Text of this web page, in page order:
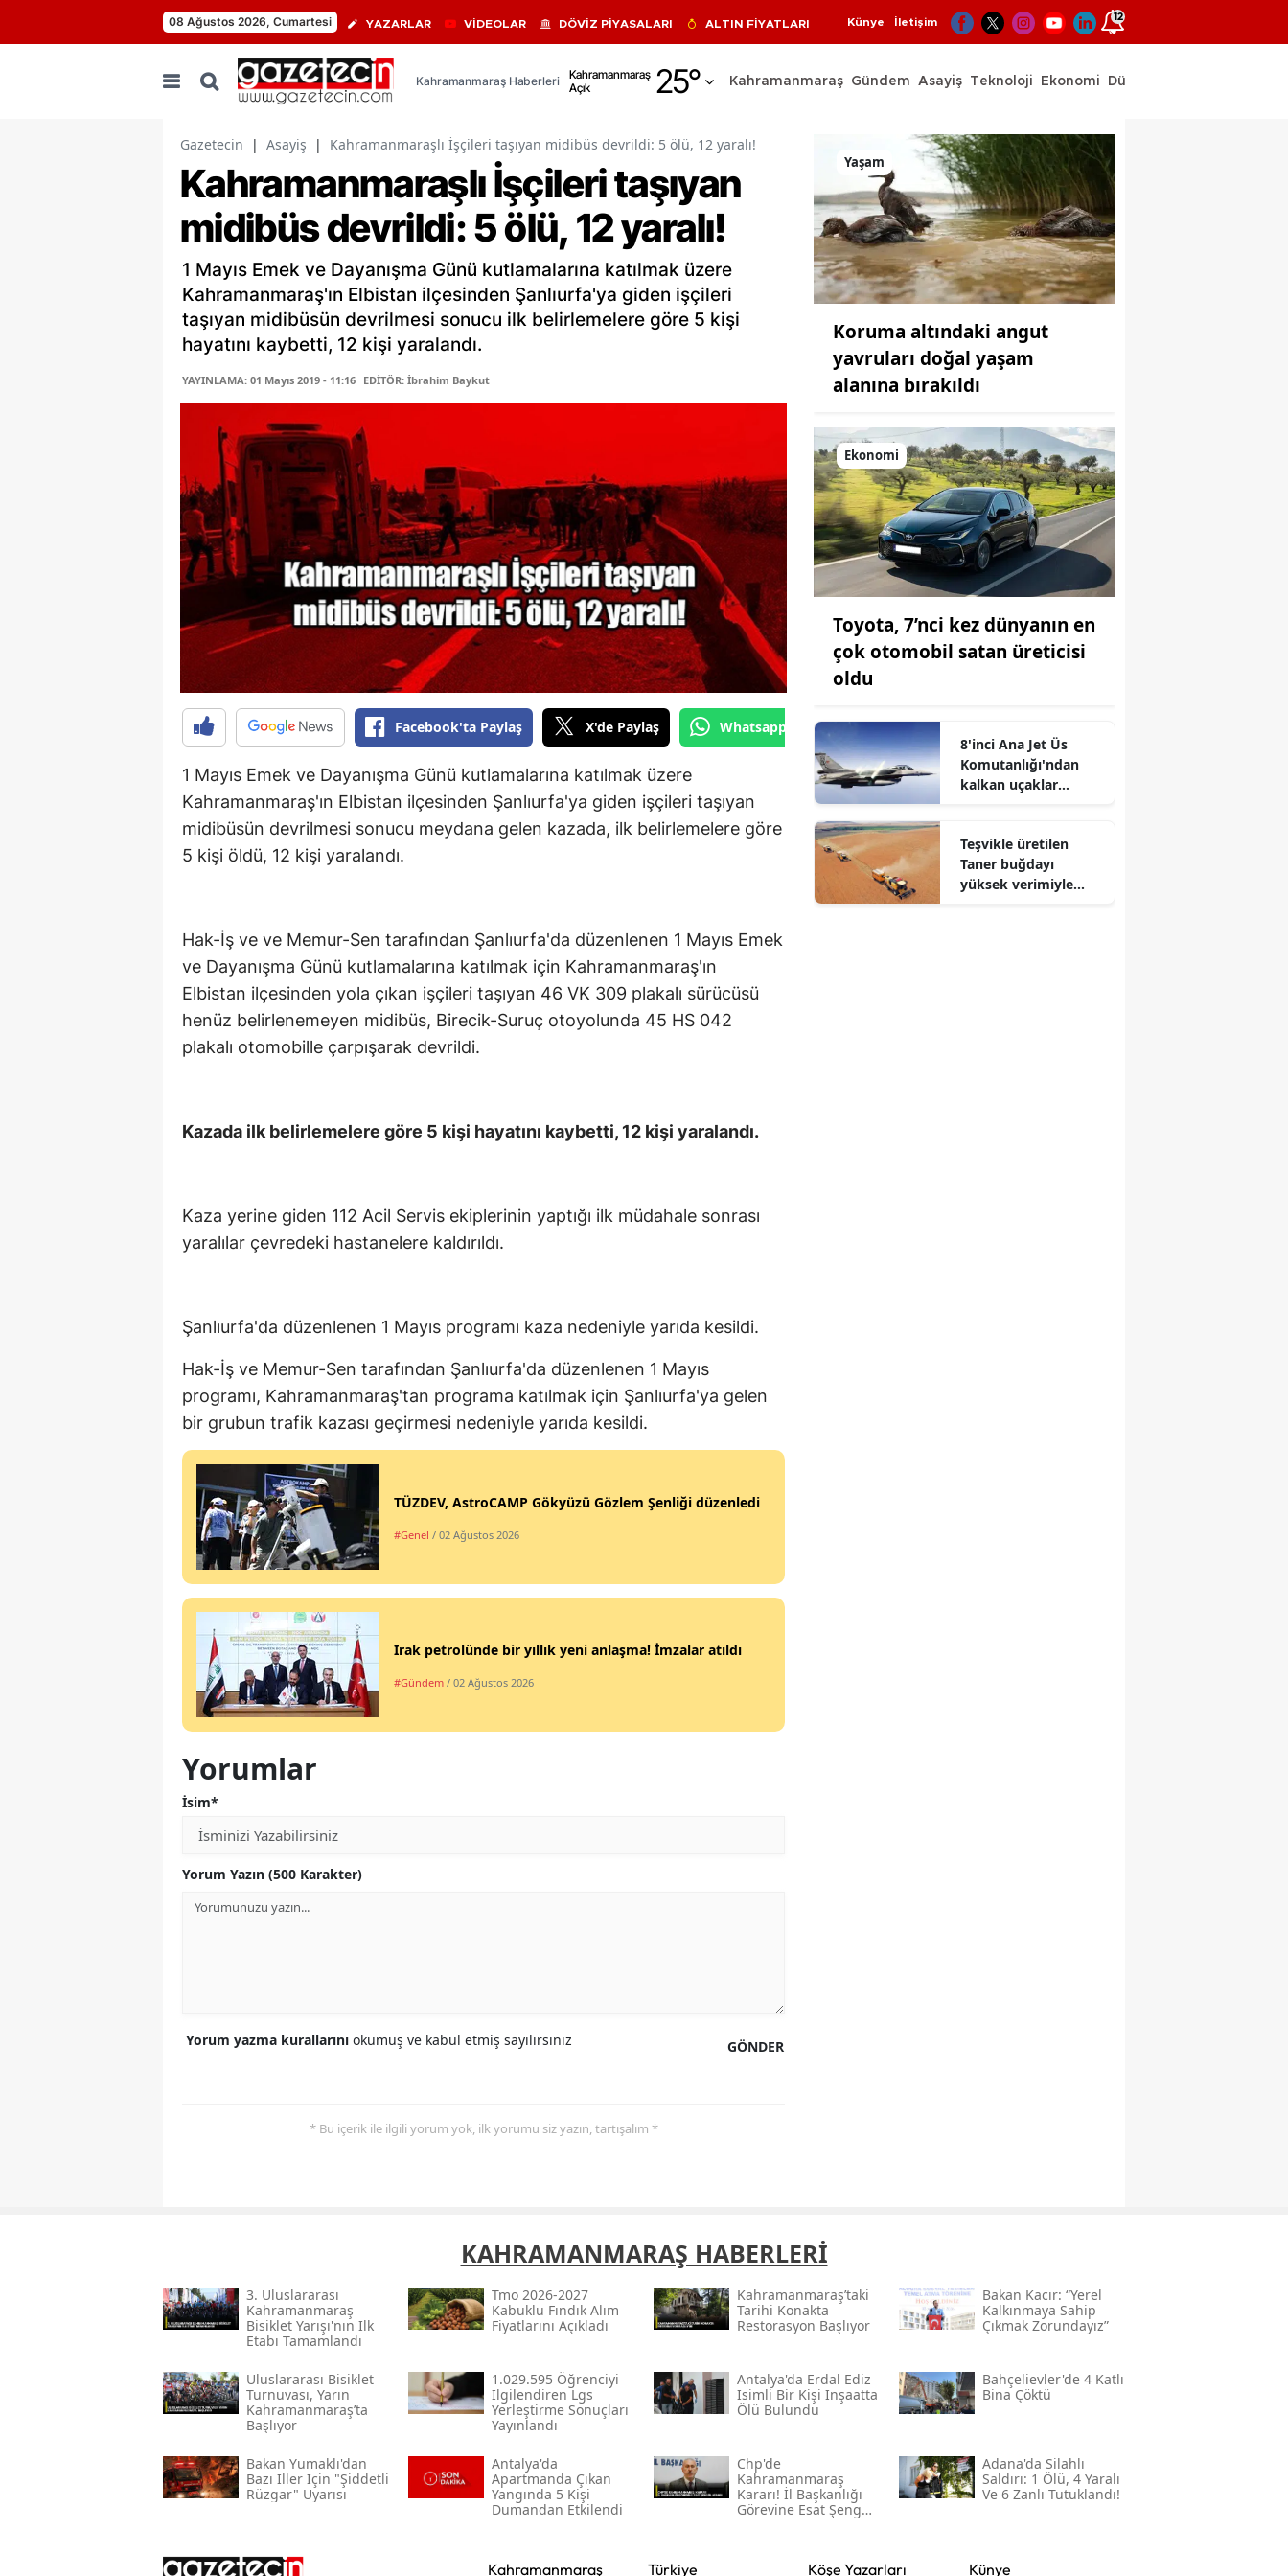
08 Ağustos 2026, Cumartesi YAZARLAR VİDEOLAR DÖVİZ PİYASALARI ALTIN FİYATLARI Künye İletişim 12
Kahramanmaraş Haberleri
Kahramanmaraş
Açık
25°
Adıyaman
Afyonkarahisar
Ağrı
Amasya
Ankara
Antalya
Artvin
Bingöl
Bitlis
Bolu
Burdur
Bursa
Çanakkale
Çankırı
Çorum
Denizli
Diyarbakır
Erzincan
Erzurum
İzmir
Kars
Kayseri
Kırşehir
Sakarya
Sinop
Sivas
Tekirdağ
Tokat
Trabzon
Şanlıurfa
Van
Kahramanmaraş Gündem Asayiş Teknoloji Ekonomi Dünya
Gazetecin | Asayiş | Kahramanmaraşlı İşçileri taşıyan midibüs devrildi: 5 ölü, 12 yaralı!
Kahramanmaraşlı İşçileri taşıyan
midibüs devrildi: 5 ölü, 12 yaralı!
1 Mayıs Emek ve Dayanışma Günü kutlamalarına katılmak üzere
Kahramanmaraş'ın Elbistan ilçesinden Şanlıurfa'ya giden işçileri
taşıyan midibüsün devrilmesi sonucu ilk belirlemelere göre 5 kişi
hayatını kaybetti, 12 kişi yaralandı.
YAYINLAMA: 01 Mayıs 2019 - 11:16 EDİTÖR: İbrahim Baykut
Facebook'ta Paylaş X'de Paylaş Whatsapp'tan Gönder
1 Mayıs Emek ve Dayanışma Günü kutlamalarına katılmak üzere
Kahramanmaraş'ın Elbistan ilçesinden Şanlıurfa'ya giden işçileri taşıyan
midibüsün devrilmesi sonucu meydana gelen kazada, ilk belirlemelere göre
5 kişi öldü, 12 kişi yaralandı.
Hak-İş ve ve Memur-Sen tarafından Şanlıurfa'da düzenlenen 1 Mayıs Emek
ve Dayanışma Günü kutlamalarına katılmak için Kahramanmaraş'ın
Elbistan ilçesinden yola çıkan işçileri taşıyan 46 VK 309 plakalı sürücüsü
henüz belirlenemeyen midibüs, Birecik-Suruç otoyolunda 45 HS 042
plakalı otomobille çarpışarak devrildi.
Kazada ilk belirlemelere göre 5 kişi hayatını kaybetti, 12 kişi yaralandı.
Kaza yerine giden 112 Acil Servis ekiplerinin yaptığı ilk müdahale sonrası
yaralılar çevredeki hastanelere kaldırıldı.
Şanlıurfa'da düzenlenen 1 Mayıs programı kaza nedeniyle yarıda kesildi.
Hak-İş ve Memur-Sen tarafından Şanlıurfa'da düzenlenen 1 Mayıs
programı, Kahramanmaraş'tan programa katılmak için Şanlıurfa'ya gelen
bir grubun trafik kazası geçirmesi nedeniyle yarıda kesildi.
TÜZDEV, AstroCAMP Gökyüzü Gözlem Şenliği düzenledi
#Genel / 02 Ağustos 2026
Irak petrolünde bir yıllık yeni anlaşma! İmzalar atıldı
#Gündem / 02 Ağustos 2026
Yorumlar
İsim*
Yorum Yazın (500 Karakter)
GÖNDER
Yorum yazma kurallarını okumuş ve kabul etmiş sayılırsınız
* Bu içerik ile ilgili yorum yok, ilk yorumu siz yazın, tartışalım *
Yaşam
Koruma altındaki angut
yavruları doğal yaşam
alanına bırakıldı
Ekonomi
Toyota, 7’nci kez dünyanın en
çok otomobil satan üreticisi
oldu
8'inci Ana Jet Üs
Komutanlığı'ndan
kalkan uçaklar
Teşvikle üretilen
Taner buğdayı
yüksek verimiyle
KAHRAMANMARAŞ HABERLERİ
3. Uluslararası
Kahramanmaraş
Bisiklet Yarışı'nın Ilk
Etabı Tamamlandı
Tmo 2026-2027
Kabuklu Fındık Alım
Fiyatlarını Açıkladı
Kahramanmaraş’taki
Tarihi Konakta
Restorasyon Başlıyor
Bakan Kacır: “yerel
Kalkınmaya Sahip
Çıkmak Zorundayız”
Uluslararası Bisiklet
Turnuvası, Yarın
Kahramanmaraş’ta
Başlıyor
1.029.595 Öğrenciyi
Ilgilendiren Lgs
Yerleştirme Sonuçları
Yayınlandı
Antalya'da Erdal Ediz
Isimli Bir Kişi Inşaatta
Ölü Bulundu
Bahçelievler'de 4 Katlı
Bina Çöktü
Bakan Yumaklı'dan
Bazı Iller Için "şiddetli
Rüzgar" Uyarısı
Antalya'da
Apartmanda Çıkan
Yangında 5 Kişi
Dumandan Etkilendi
Chp'de
Kahramanmaraş
Kararı! İl Başkanlığı
Görevine Esat Şengül
Adana'da Silahlı
Saldırı: 1 Ölü, 4 Yaralı
Ve 6 Zanlı Tutuklandı!
Kahramanmaraş Türkiye Köşe Yazarları Künye